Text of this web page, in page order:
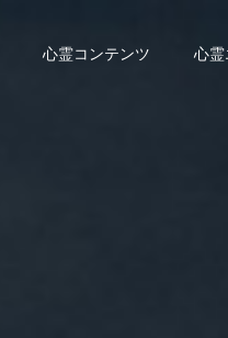
心霊コンテンツ 心霊